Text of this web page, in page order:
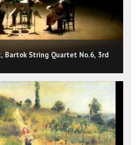
Bartok String Quartet No.6, 3rd